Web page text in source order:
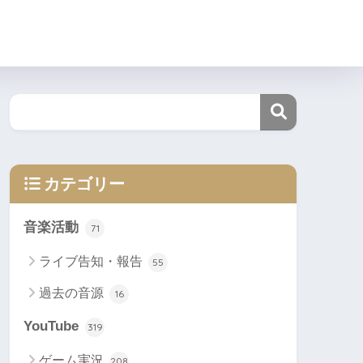
カテゴリー
音楽活動 71
ライブ告知・報告 55
過去の音源 16
YouTube 319